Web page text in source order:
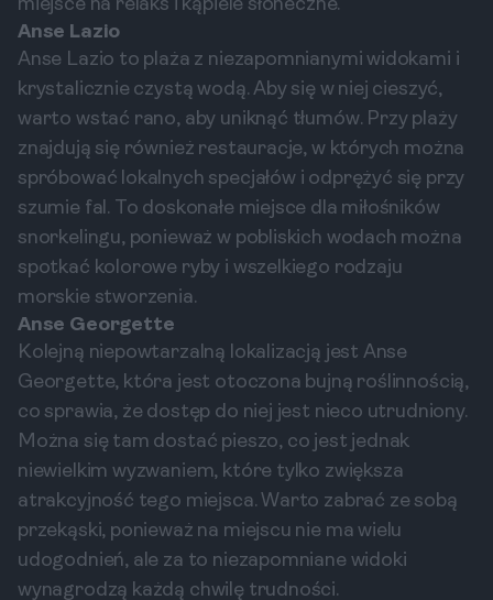
miejsce na relaks i kąpiele słoneczne.
Anse Lazio
Anse Lazio to plaża z niezapomnianymi widokami i
krystalicznie czystą wodą. Aby się w niej cieszyć,
warto wstać rano, aby uniknąć tłumów. Przy plaży
znajdują się również restauracje, w których można
spróbować lokalnych specjałów i odprężyć się przy
szumie fal. To doskonałe miejsce dla miłośników
snorkelingu, ponieważ w pobliskich wodach można
spotkać kolorowe ryby i wszelkiego rodzaju
morskie stworzenia.
Anse Georgette
Kolejną niepowtarzalną lokalizacją jest Anse
Georgette, która jest otoczona bujną roślinnością,
co sprawia, że dostęp do niej jest nieco utrudniony.
Można się tam dostać pieszo, co jest jednak
niewielkim wyzwaniem, które tylko zwiększa
atrakcyjność tego miejsca. Warto zabrać ze sobą
przekąski, ponieważ na miejscu nie ma wielu
udogodnień, ale za to niezapomniane widoki
wynagrodzą każdą chwilę trudności.